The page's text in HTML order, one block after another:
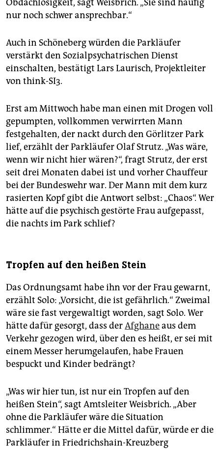
Obdachlosigkeit, sagt Weisbrich. „Sie sind häufig
nur noch schwer ansprechbar.“
Auch in Schöneberg würden die Parkläufer
verstärkt den Sozialpsychatrischen Dienst
einschalten, bestätigt Lars Laurisch, Projektleiter
von think-SI3.
Erst am Mittwoch habe man einen mit Drogen voll
gepumpten, vollkommen verwirrten Mann
festgehalten, der nackt durch den Görlitzer Park
lief, erzählt der Parkläufer Olaf Strutz. „Was wäre,
wenn wir nicht hier wären?“, fragt Strutz, der erst
seit drei Monaten dabei ist und vorher Chauffeur
bei der Bundeswehr war. Der Mann mit dem kurz
rasierten Kopf gibt die Antwort selbst: „Chaos“. Wer
hätte auf die psychisch gestörte Frau aufgepasst,
die nachts im Park schlief?
Tropfen auf den heißen Stein
Das Ordnungsamt habe ihn vor der Frau gewarnt,
erzählt Solo: „Vorsicht, die ist gefährlich.“ Zweimal
wäre sie fast vergewaltigt worden, sagt Solo. Wer
hätte dafür gesorgt, dass derAfghaneaus dem
Verkehr gezogen wird, über den es heißt, er sei mit
einem Messer herumgelaufen, habe Frauen
bespuckt und Kinder bedrängt?
„Was wir hier tun, ist nur ein Tropfen auf den
heißen Stein“, sagt Amtsleiter Weisbrich. „Aber
ohne die Parkläufer wäre die Situation
schlimmer.“ Hätte er die Mittel dafür, würde er die
Parkläufer in Friedrichshain-Kreuzberg